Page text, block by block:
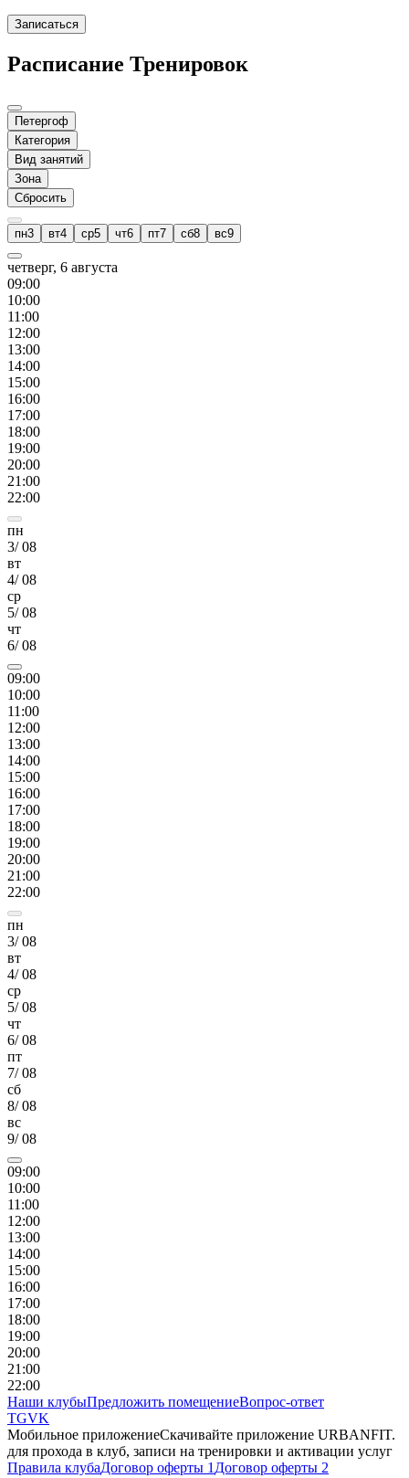
Записаться
Расписание Тренировок
Петергоф
Категория
Вид занятий
Зона
Сбросить
пн3 вт4 ср5 чт6 пт7 сб8 вс9
четверг, 6 августа
09:00
10:00
11 :00
12:00
13:00
14:00
15:00
16:00
17:00
18:00
19:00
20:00
21 :00
22:00
пн
3/08
вт
4/08
ср
5/08
чт
6/08
09:00
10:00
11 :00
12:00
13:00
14:00
15:00
16:00
17:00
18:00
19:00
20:00
21 :00
22:00
пн
3/08
вт
4/08
ср
5/08
чт
6/08
пт
7/08
сб
8/08
вс
9/08
09:00
10:00
11 :00
12:00
13:00
14:00
15:00
16:00
17:00
18:00
19:00
20:00
21 :00
22:00
Наши клубыПредложить помещениеВопрос-ответ
TGVK
Мобильное приложениеСкачивайте приложение URBANFIT.
для прохода в клуб, записи на тренировки и активации услуг
Правила клубаДоговор оферты 1 Договор оферты 2